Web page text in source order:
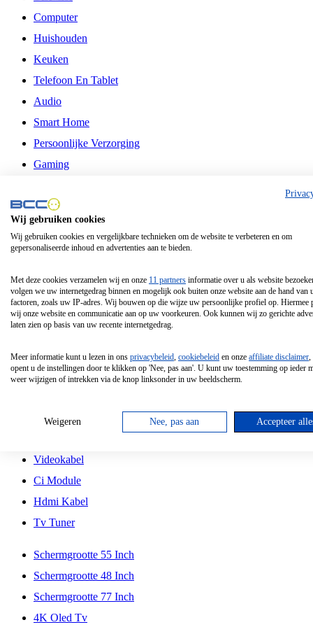
Computer
Huishouden
Keuken
Telefoon En Tablet
Audio
Smart Home
Persoonlijke Verzorging
Gaming
Philips
Schermgrootte 24 Inch
Schermgrootte 85 Inch
Schermgrootte 98 Inch
Tcl
Hd Led Tv
Antennekabel
Videokabel
Ci Module
Hdmi Kabel
Tv Tuner
Schermgrootte 55 Inch
Schermgrootte 48 Inch
Schermgrootte 77 Inch
4K Oled Tv
Wij gebruiken cookies
Wij gebruiken cookies en vergelijkbare technieken om de website te verbeteren en om
gepersonaliseerde inhoud en advertenties aan te bieden.
Met deze cookies verzamelen wij en onze 11 partners informatie over u als website
volgen we uw internetgedrag binnen en mogelijk ook buiten onze website aan de hand van
factoren, zoals uw IP-adres. Wij bouwen op die wijze uw persoonlijke profiel op. Hiermee
wij onze website en communicatie aan op uw voorkeuren. Ook kunnen wij zo gerichte
laten zien op basis van uw recente internetgedrag.
Meer informatie kunt u lezen in ons privacybeleid, cookiebeleid en onze affiliate disclaimer,
opent u de instellingen door te klikken op 'Nee, pas aan'. U kunt uw toestemming op ieder
weer wijzigen of intrekken via de knop linksonder in uw beeldscherm.
Weigeren Nee, pas aan Accepteer